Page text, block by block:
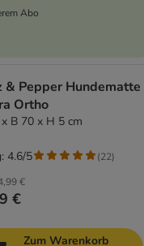
Abo
& Pepper Hundematte
Ortho
B 70 x H 5 cm
€
€
4.6/5 (22)
Zum Warenkorb